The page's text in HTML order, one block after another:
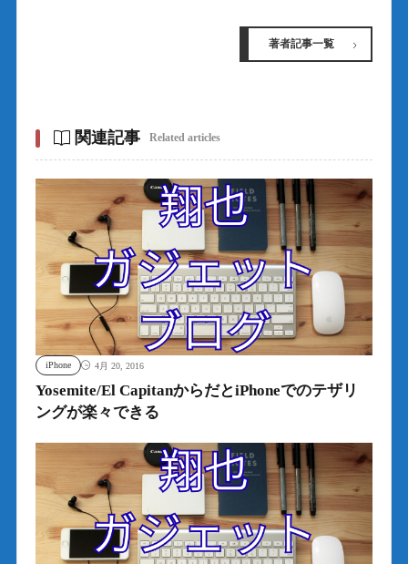
著者記事一覧
関連記事 Related articles
iPhone 4月 20, 2016
Yosemite/El CapitanからだとiPhoneでのテザリ
ングが楽々できる